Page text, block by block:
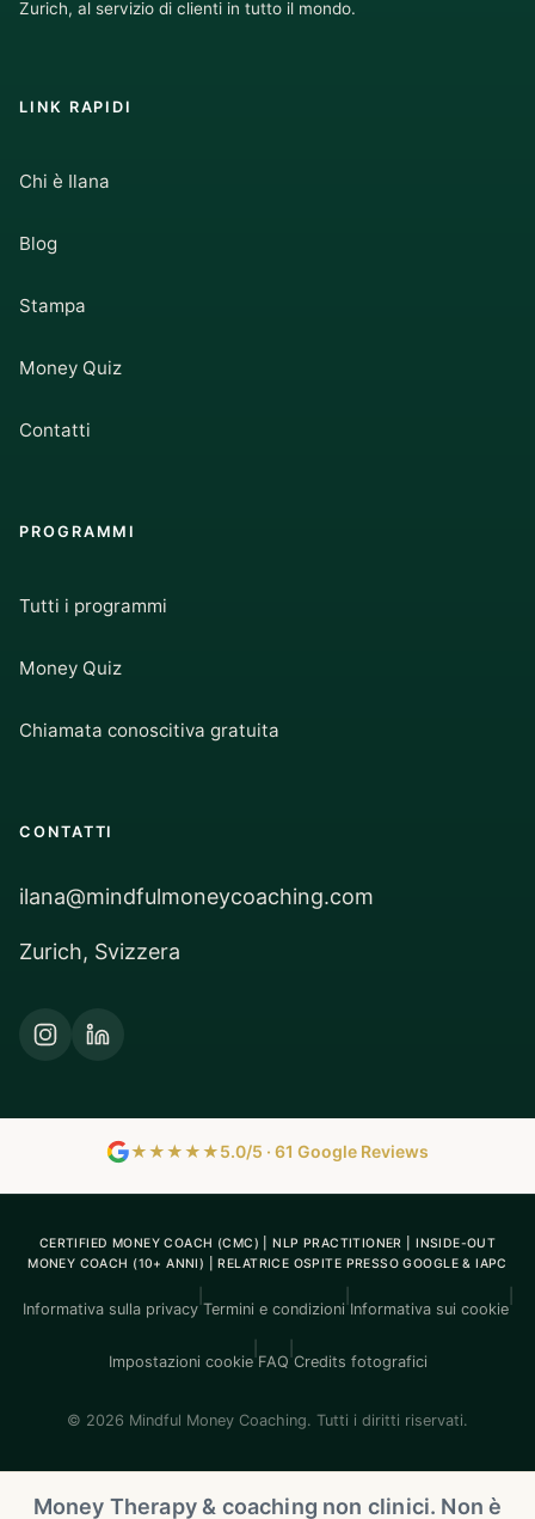
Zurich, al servizio di clienti in tutto il mondo.
LINK RAPIDI
Chi è Ilana
Blog
Stampa
Money Quiz
Contatti
PROGRAMMI
Tutti i programmi
Money Quiz
Chiamata conoscitiva gratuita
CONTATTI
ilana@mindfulmoneycoaching.com
Zurich, Svizzera
★★★★★5.0/5 · 61 Google Reviews
CERTIFIED MONEY COACH (CMC) | NLP PRACTITIONER | INSIDE-OUT
MONEY COACH (10+ ANNI) | RELATRICE OSPITE PRESSO GOOGLE & IAPC
Informativa sulla privacy Termini e condizioni Informativa sui cookie
Impostazioni cookie FAQ Credits fotografici
© 2026 Mindful Money Coaching. Tutti i diritti riservati.
Money Therapy & coaching non clinici. Non è